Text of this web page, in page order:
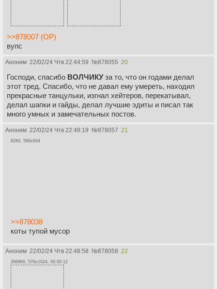
>>878007 (OP)
вупс
Аноним 22/02/24 Чтв 22:44:59 №878055 20
Господи, спасибо ВОЛЧИКУза то, что он годами делал
этот тред. Спасибо, что не давал ему умереть, находил
прекрасные танцульки, изгнал хейтеров, перекатывал,
делал шапки и гайды, делал лучшие эдиты и писал так
много умных и замечательных постов.
Аноним 22/02/24 Чтв 22:48:19 №878057 21
82Кб, 566x604
>>878038
коты тупой мусор
Аноним 22/02/24 Чтв 22:48:58 №878058 22
2669Кб, 576x1024, 00:00:12